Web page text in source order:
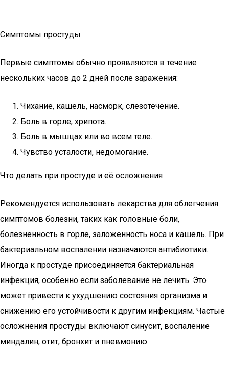
Симптомы простуды
Первые симптомы обычно проявляются в течение
нескольких часов до 2 дней после заражения:
Чихание, кашель, насморк, слезотечение.
Боль в горле, хрипота.
Боль в мышцах или во всем теле.
Чувство усталости, недомогание.
Что делать при простуде и её осложнения
Рекомендуется использовать лекарства для облегчения
симптомов болезни, таких как головные боли,
болезненность в горле, заложенность носа и кашель. При
бактериальном воспалении назначаются антибиотики.
Иногда к простуде присоединяется бактериальная
инфекция, особенно если заболевание не лечить. Это
может привести к ухудшению состояния организма и
снижению его устойчивости к другим инфекциям. Частые
осложнения простуды включают синусит, воспаление
миндалин, отит, бронхит и пневмонию.